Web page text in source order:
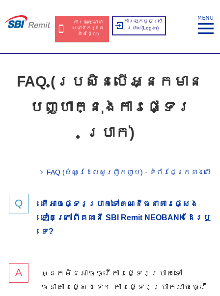
ការចុះឈ្មោះជា
សមាជិក​​ (ឥត​
គិត​ថ្លៃ​)
ការឡុកចូលប្រើ
ប្រាស់​(Log-in)
FAQ (ប្រសិនបើអ្នកមាន
បញ្ហាក្នុងការផ្ទេរ
ប្រាក់)
FAQ (សំណួរ​ដែល​សួរ​ញឹក​ញាប់) - ទំព័រផ្នែកខាងលើ​
តើអាចផ្ទេរប្រាក់ទៅគណនីធនាគារផ្សេង
ទៀតក្រៅពីគណនី SBI Remit NEOBANK ដែរឬ
ទេ?
អ្នកមិនអាចធ្វើការផ្ទេរប្រាក់ទៅ
ធនាគារផ្សេងទេ។ ការផ្ទេរប្រាក់អាចធ្វើ